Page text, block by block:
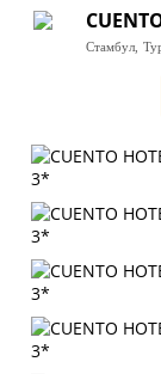
Цены дня
О нас
Контакты
Стамбул,